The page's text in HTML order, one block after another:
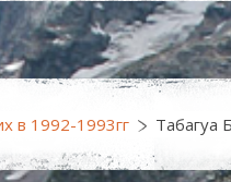
в 1992-1993гг Табагуа